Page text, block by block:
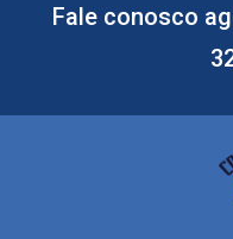
Fale conosco